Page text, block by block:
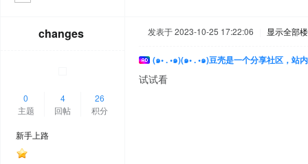
changes
0
主题
4
回帖
26
积分
新手上路
发表于 2023-10-25 17:22:06 显示全部
(๑• . •๑)(๑• . •๑)豆壳是一个分享社区，站
试试看